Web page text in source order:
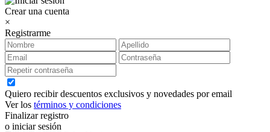
Crear una cuenta
×
Registrarme
Quiero recibir descuentos exclusivos y novedades por email
Ver los términos y condiciones
Finalizar registro
o iniciar sesión